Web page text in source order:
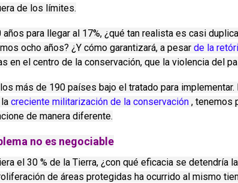
de los límites.
para llegar al 17%, ¿qué tan realista es casi
ocho años? ¿Y cómo garantizará, a pesar de la
en el centro de la conservación, que la violencia del
más de 190 países bajo el tratado para implementar.
creciente militarización de la conservación , tenemos
de manera diferente.
no es negociable
el 30 % de la Tierra, ¿con qué eficacia se detendría
de áreas protegidas ha ocurrido al mismo